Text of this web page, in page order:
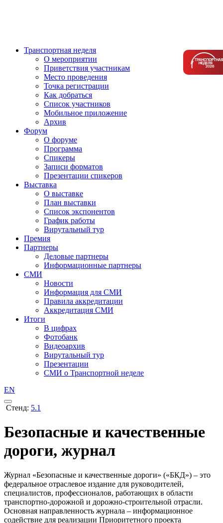
Транспортная неделя
О мероприятии
Приветствия участникам
Место проведения
Точка регистрации
Как добраться
Список участников
Мобильное приложение
Архив
Форум
О форуме
Программа
Спикеры
Записи форматов
Презентации спикеров
Выставка
О выставке
План выставки
Список экспонентов
График работы
Вирутальный тур
Премия
Партнеры
Деловые партнеры
Информационные партнеры
СМИ
Новости
Информация для СМИ
Правила аккредитации
Аккредитация СМИ
Итоги
В цифрах
Фотобанк
Видеоархив
Вирутальный тур
Презентации
СМИ о Транспортной неделе
EN
Стенд: 5.1
Безопасные и качественные
дороги, журнал
Журнал «Безопасные и качественные дороги» («БКД») – это
федеральное отраслевое издание для руководителей,
специалистов, профессионалов, работающих в области
транспортно-дорожной и дорожно-строительной отрасли.
Основная направленность журнала – информационное
содействие для реализации Приоритетного проекта